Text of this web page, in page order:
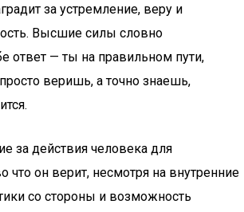
за устремление, веру и
Высшие силы словно
ответ — ты на правильном пути,
веришь, а точно знаешь,
за действия человека для
что он верит, несмотря на внутренние
со стороны и возможность